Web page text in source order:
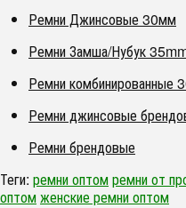
Ремни Джинсовые 30мм
Ремни Замша/Нубук
Ремни
Ремни джинсовые
Ремни брендовые
Теги: ремни оптомремни от
оптомженские ремни оптом